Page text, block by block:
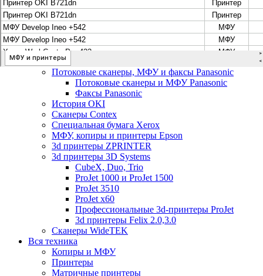
Принтеры и МФУ HP
Плоттеры hp
МФУ, копиры и принтеры OKI
МФУ, копиры и принтеры RICOH
Ремонт и продажа копировальных аппаратов
Infotec
Потоковые сканеры, МФУ и факсы Panasonic
Потоковые сканеры и МФУ Panasonic
Факсы Panasonic
История OKI
Сканеры Contex
Специальная бумага Xerox
МФУ, копиры и принтеры Epson
3d принтеры ZPRINTER
3d принтеры 3D Systems
CubeX, Duo, Trio
ProJet 1000 и ProJet 1500
ProJet 3510
ProJet x60
Профессиональные 3d-принтеры ProJet
3d принтеры Felix 2.0,3.0
Сканеры WideTEK
Вся техника
Копиры и МФУ
Принтеры
Матричные принтеры